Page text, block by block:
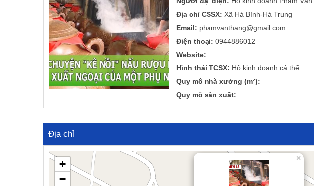
Địa chỉ CSSX: Xã Hà Bình-Hà Trung
Email: phamvanthang@gmail.com
Điện thoại: 0944886012
Website:
Hình thái TCSX: Hộ kinh doanh cá thể
Quy mô nhà xưởng (m²):
Quy mô sản xuất:
Địa chỉ
×
+
−